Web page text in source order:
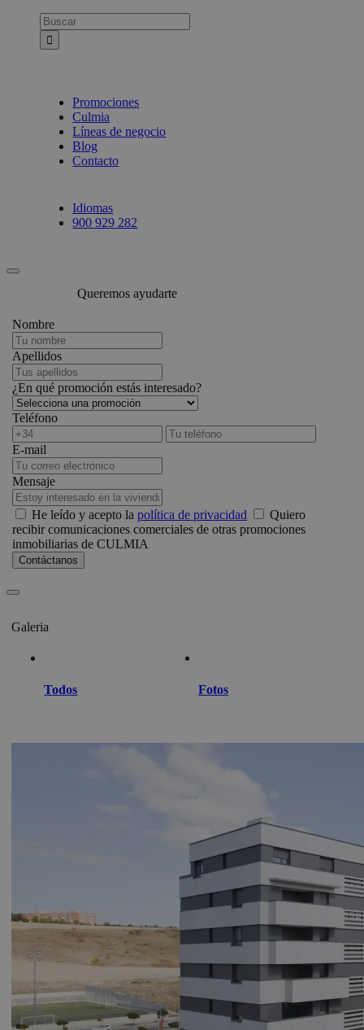
Busca:
Promociones
Culmia
Líneas de negocio
Blog
Contacto
Idiomas
900 929 282
Queremos ayudarte
Nombre
Apellidos
¿En qué promoción estás interesado?
Teléfono
E-mail
Mensaje
He leído y acepto lapolítica de privacidad
Quiero
recibir comunicaciones comerciales de otras promociones
inmobiliarias de CULMIA
Galeria
Todos Fotos